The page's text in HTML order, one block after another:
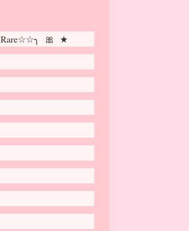
Rare☆☆╮ 🎀 ★